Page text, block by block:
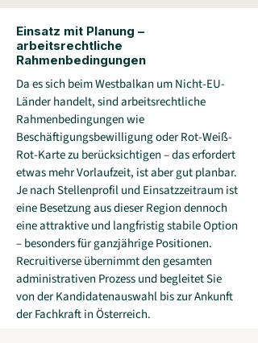
Einsatz mit Planung –
arbeitsrechtliche
Rahmenbedingungen
Da es sich beim Westbalkan um Nicht-EU-
Länder handelt, sind arbeitsrechtliche
Rahmenbedingungen wie
Beschäftigungsbewilligung oder Rot-Weiß-
Rot-Karte zu berücksichtigen – das erfordert
etwas mehr Vorlaufzeit, ist aber gut planbar.
Je nach Stellenprofil und Einsatzzeitraum ist
eine Besetzung aus dieser Region dennoch
eine attraktive und langfristig stabile Option
– besonders für ganzjährige Positionen.
Recruitiverse übernimmt den gesamten
administrativen Prozess und begleitet Sie
von der Kandidatenauswahl bis zur Ankunft
der Fachkraft in Österreich.